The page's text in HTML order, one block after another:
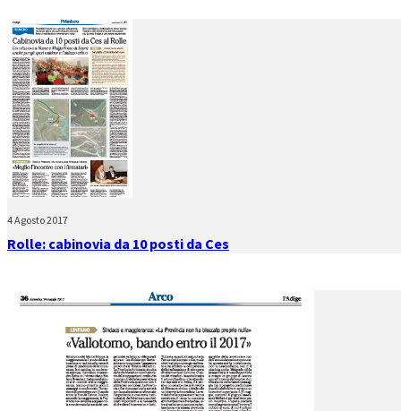
4 Agosto 2017
Rolle: cabinovia da 10 posti da Ces